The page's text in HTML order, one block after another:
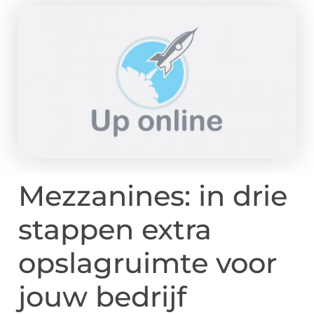
Mezzanines: in drie
stappen extra
opslagruimte voor
jouw bedrijf